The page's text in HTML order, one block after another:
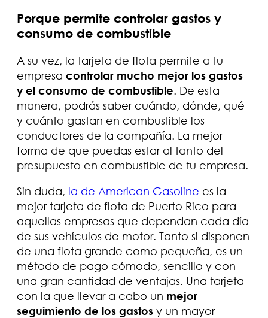
Porque permite controlar gastos y
consumo de combustible
A su vez, la tarjeta de flota permite a tu
empresa controlar mucho mejor los gastos
y el consumo de combustible. De esta
manera, podrás saber cuándo, dónde, qué
y cuánto gastan en combustible los
conductores de la compañía. La mejor
forma de que puedas estar al tanto del
presupuesto en combustible de tu empresa.
Sin duda, la de American Gasoline es la
mejor tarjeta de flota de Puerto Rico para
aquellas empresas que dependan cada día
de sus vehículos de motor. Tanto si disponen
de una flota grande como pequeña, es un
método de pago cómodo, sencillo y con
una gran cantidad de ventajas. Una tarjeta
con la que llevar a cabo un mejor
seguimiento de los gastos y un mayor